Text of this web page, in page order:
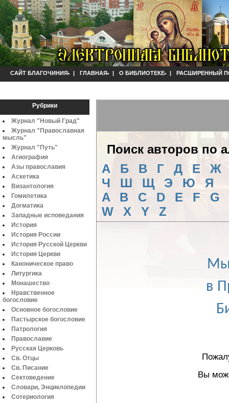
САЙТ БЛАГОЧИНИЯ | ГЛАВНАЯ | О БИБЛИОТЕКЕ | РАСШИРЕННЫЙ
Рубрики
Журнал "Новый Град"
Журнал "Православная
мысль"
Журнал "Путь"
Агиография
Азы православия
Аскетика
Византология
Гомилетика
Догматика
Западные исповедания
История
История России
История Русской Церкви
История Церкви
Каноническое право
Литургика
Монашество
Нравственное
богословие
Основное богословие
Пастырское богословие
Патрология
Православие
Русская Церковь
Св. Отцы
Св. Писание
Сектоведение
Словари, Энциклопедии
Сотериология
Поиск авторов по
А
Б B Г Д Е
Ж
Ч
Ш Щ Э Ю
Я
A
B C D E F
G
W
X Y Z
Мы
в
Вы